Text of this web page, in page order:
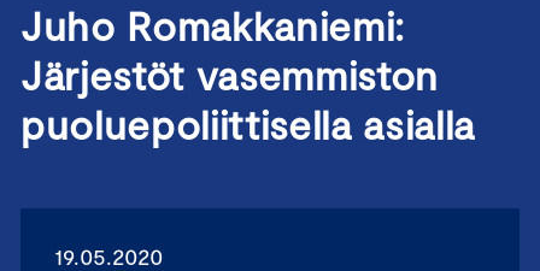
Juho Romakkaniemi:
Järjestöt vasemmiston
puoluepoliittisella asialla
19.05.2020